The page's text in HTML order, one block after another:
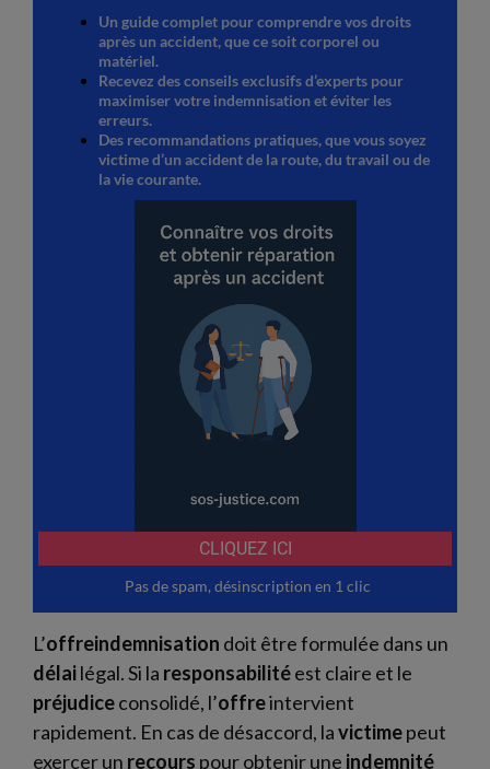
L’offreindemnisation doit être formulée dans un
délailégal. Si la responsabilitéest claire et le
préjudiceconsolidé, l’offreintervient
rapidement. En cas de désaccord, lavictimepeut
exercer un recours pour obtenir une indemnité